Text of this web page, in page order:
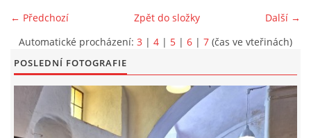
PÍŠÍ O PRAVĚKU
FOTOALBUM
FOTOALBUM
← Předchozí Další →
Zpět do složky
Automatické procházení: 3 | 4 | 5 | 6 | 7 (čas ve vteřinách)
POSLEDNÍ FOTOGRAFIE